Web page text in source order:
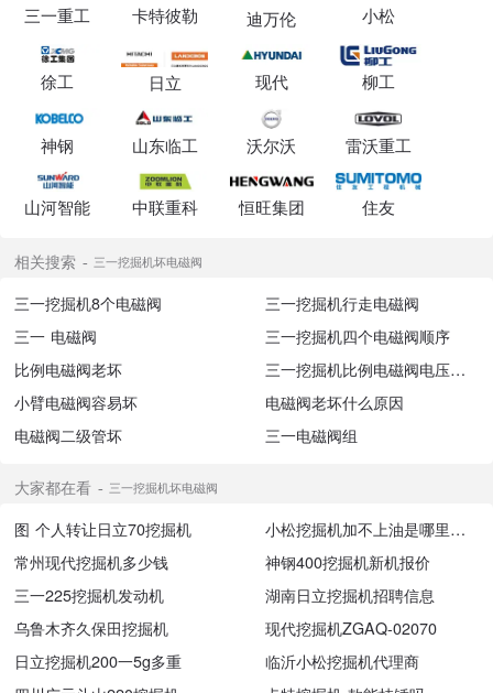
三一重工 卡特彼勒 迪万伦 小松
徐工 日立 现代 柳工
神钢 山东临工 沃尔沃 雷沃重工
山河智能 中联重科 恒旺集团 住友
相关搜索 三一挖掘机坏电磁阀
三一挖掘机8个电磁阀
三一挖掘机行走电磁阀
三一 电磁阀
三一挖掘机四个电磁阀顺序
比例电磁阀老坏
三一挖掘机比例电磁阀电压是多少
小臂电磁阀容易坏
电磁阀老坏什么原因
电磁阀二级管坏
三一电磁阀组
大家都在看 三一挖掘机坏电磁阀
图 个人转让日立70挖掘机
小松挖掘机加不上油是哪里故障
常州现代挖掘机多少钱
神钢400挖掘机新机报价
三一225挖掘机发动机
湖南日立挖掘机招聘信息
乌鲁木齐久保田挖掘机
现代挖掘机ZGAQ-02070
日立挖掘机200一5g多重
临沂小松挖掘机代理商